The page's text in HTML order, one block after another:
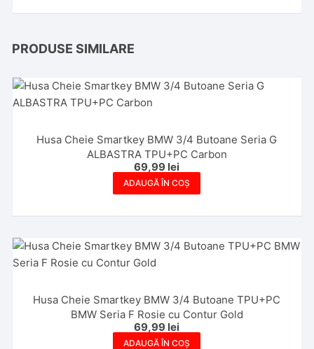
PRODUSE SIMILARE
Husa Cheie Smartkey BMW 3/4 Butoane Seria G
ALBASTRA TPU+PC Carbon
69,99 lei
ADAUGĂ ÎN COȘ
Husa Cheie Smartkey BMW 3/4 Butoane TPU+PC
BMW Seria F Rosie cu Contur Gold
69,99 lei
ADAUGĂ ÎN COȘ